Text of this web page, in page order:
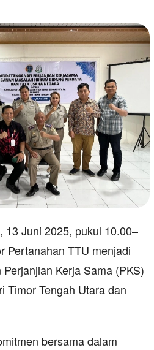
13 Juni 2025, pukul 10.00–
Pertanahan TTU menjadi
Kerja Sama (PKS)
Timor Tengah Utara dan
bersama dalam